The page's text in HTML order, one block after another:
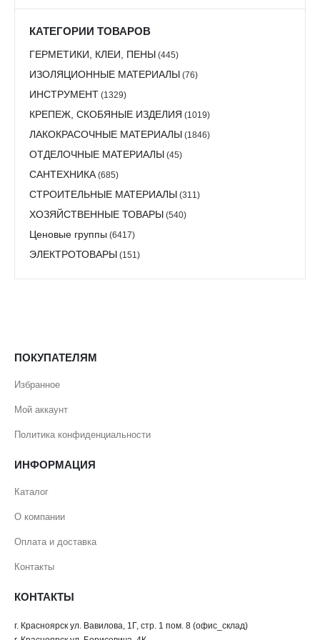
КАТЕГОРИИ ТОВАРОВ
ГЕРМЕТИКИ, КЛЕИ, ПЕНЫ (445)
ИЗОЛЯЦИОННЫЕ МАТЕРИАЛЫ (76)
ИНСТРУМЕНТ (1329)
КРЕПЕЖ, СКОБЯНЫЕ ИЗДЕЛИЯ (1019)
ЛАКОКРАСОЧНЫЕ МАТЕРИАЛЫ (1846)
ОТДЕЛОЧНЫЕ МАТЕРИАЛЫ (45)
САНТЕХНИКА (685)
СТРОИТЕЛЬНЫЕ МАТЕРИАЛЫ (311)
ХОЗЯЙСТВЕННЫЕ ТОВАРЫ (540)
Ценовые группы (6417)
ЭЛЕКТРОТОВАРЫ (151)
ПОКУПАТЕЛЯМ
Избранное
Мой аккаунт
Политика конфиденциальности
ИНФОРМАЦИЯ
Каталог
О компании
Оплата и доставка
Контакты
КОНТАКТЫ
г. Красноярск ул. Вавилова, 1Г, стр. 1 пом. 8 (офис_склад)